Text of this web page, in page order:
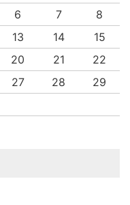
6 7
8
13 14
15
20 21
22
27 28
29